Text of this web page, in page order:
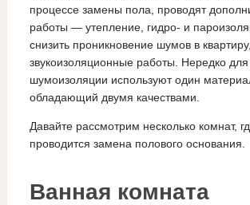
процессе замены пола, проводят
работы — утепление, гидро- и
снизить проникновение шумов в
звукоизоляционные работы. Нередко
шумоизоляции используют один
обладающий двумя качествами.
Давайте рассмотрим несколько комнат,
проводится замена полового основания.
Ванная комната